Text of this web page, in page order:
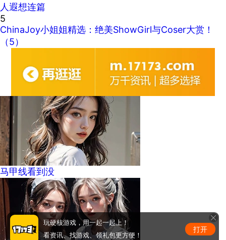
人遐想连篇
5
ChinaJoy小姐姐精选：绝美ShowGirl与Coser大赏！
（5）
马甲线看到没
玩硬核游戏，用一起一起上！
看资讯、找游戏、领礼包更方便！
打开